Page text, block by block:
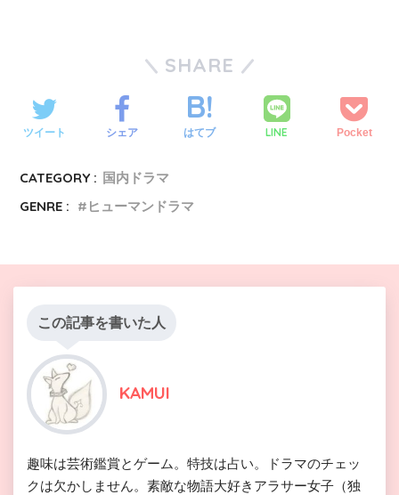
SHARE
ツイート シェア はてブ LINE Pocket
CATEGORY : 国内ドラマ
GENRE :
ヒューマンドラマ
この記事を書いた人
KAMUI
趣味は芸術鑑賞とゲーム。特技は占い。ドラマのチェッ
クは欠かしません。素敵な物語大好きアラサー女子（独